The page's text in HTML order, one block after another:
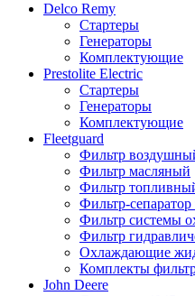
Delco Remy
Стартеры
Генераторы
Комплектующие
Prestolite Electric
Стартеры
Генераторы
Комплектующие
Fleetguard
Фильтр
Фильтр масляный
Фильтр
Фильтр-
Фильтр системы
Фильтр
Охлаждающие
Комплекты
John Deere